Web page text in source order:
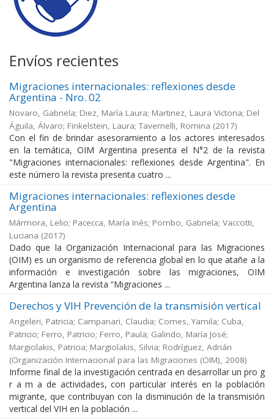
Envíos recientes
Migraciones internacionales: reflexiones desde
Argentina - Nro. 02
Novaro, Gabriela; Diez, María Laura; Martinez, Laura Victoria; Del
Águila, Álvaro; Finkelstein, Laura; Tavernelli, Romina (2017)
Con el fin de brindar asesoramiento a los actores interesados
en la temática, OIM Argentina presenta el N°2 de la revista
"Migraciones internacionales: reflexiones desde Argentina". En
este número la revista presenta cuatro ...
Migraciones internacionales: reflexiones desde
Argentina
Mármora, Lelio; Pacecca, María Inés; Pombo, Gabriela; Vaccotti,
Luciana (2017)
Dado que la Organización Internacional para las Migraciones
(OIM) es un organismo de referencia global en lo que atañe a la
información e investigación sobre las migraciones, OIM
Argentina lanza la revista “Migraciones ...
Derechos y VIH Prevención de la transmisión vertical
Angeleri, Patricia; Campanari, Claudia; Comes, Yamila; Cuba,
Patricio; Ferro, Patricio; Ferro, Paula; Galindo, María José;
Margiolakis, Patricia; Margiolakis, Silvia; Rodríguez, Adrián
(Organización Internacional para las Migraciones (OIM), 2008)
Informe final de la investigación centrada en desarrollar un pro g
r a m a de actividades, con particular interés en la población
migrante, que contribuyan con la disminución de la transmisión
vertical del VIH en la población ...